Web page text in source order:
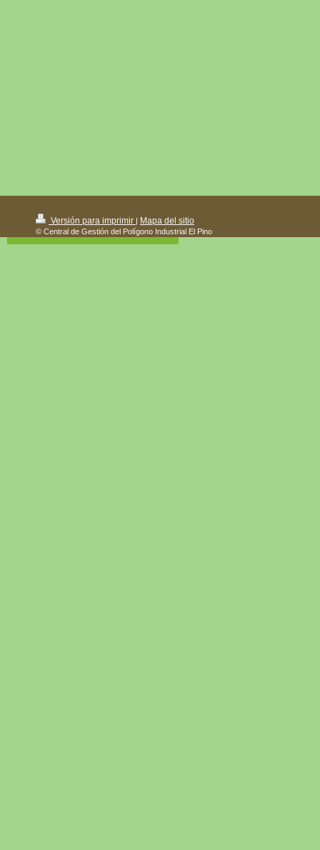
Versión para imprimir | Mapa del sitio
© Central de Gestión del Polígono Industrial El Pino